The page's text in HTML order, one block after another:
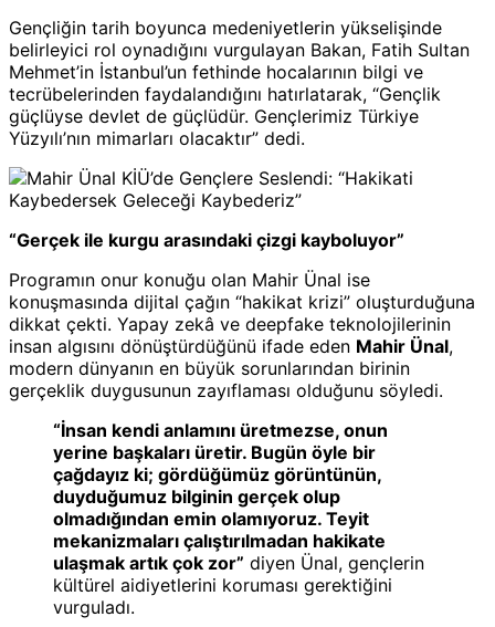
Gençliğin tarih boyunca medeniyetlerin yükselişinde
belirleyici rol oynadığını vurgulayan Bakan, Fatih Sultan
Mehmet’in İstanbul’un fethinde hocalarının bilgi ve
tecrübelerinden faydalandığını hatırlatarak, “Gençlik
güçlüyse devlet de güçlüdür. Gençlerimiz Türkiye
Yüzyılı’nın mimarları olacaktır” dedi.
“Gerçek ile kurgu arasındaki çizgi kayboluyor”
Programın onur konuğu olan Mahir Ünal ise
konuşmasında dijital çağın “hakikat krizi” oluşturduğuna
dikkat çekti. Yapay zekâ ve deepfake teknolojilerinin
insan algısını dönüştürdüğünü ifade eden Mahir Ünal,
modern dünyanın en büyük sorunlarından birinin
gerçeklik duygusunun zayıflaması olduğunu söyledi.
“İnsan kendi anlamını üretmezse, onun
yerine başkaları üretir. Bugün öyle bir
çağdayız ki; gördüğümüz görüntünün,
duyduğumuz bilginin gerçek olup
olmadığından emin olamıyoruz. Teyit
mekanizmaları çalıştırılmadan hakikate
ulaşmak artık çok zor” diyen Ünal, gençlerin
kültürel aidiyetlerini koruması gerektiğini
vurguladı.